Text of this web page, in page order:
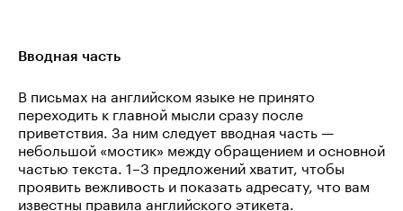
Вводная часть
В письмах на английском языке не принято
переходить к главной мысли сразу после
приветствия. За ним следует вводная часть —
небольшой «мостик» между обращением и основной
частью текста. 1–3 предложений хватит, чтобы
проявить вежливость и показать адресату, что вам
известны правила английского этикета.